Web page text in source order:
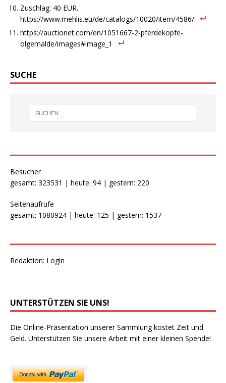
Zuschlag: 40 EUR.
https://www.mehlis.eu/de/catalogs/10020/item/4586/
https://auctionet.com/en/1051667-2-pferdekopfe-
olgemalde/images#image_1
SUCHE
Besucher
gesamt: 323531 | heute: 94 | gestern: 220
Seitenaufrufe
gesamt: 1080924 | heute: 125 | gestern: 1537
Redaktion: Login
UNTERSTÜTZEN SIE UNS!
Die Online-Präsentation unserer Sammlung kostet Zeit und
Geld. Unterstützen Sie unsere Arbeit mit einer kleinen Spende!